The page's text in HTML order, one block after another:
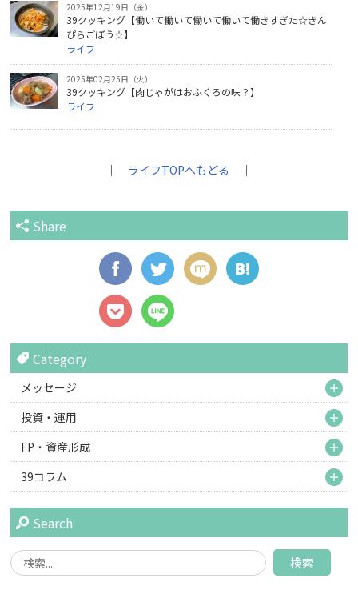
2025年12月19日（金）
39クッキング【働いて働いて働いて働いて働きすぎた☆きん
ぴらごぼう☆】
ライフ
2025年02月25日（火）
39クッキング【肉じゃがはおふくろの味？】
ライフ
｜ ライフTOPへもどる ｜
Share
Category
メッセージ
投資・運用
FP・資産形成
39コラム
Search